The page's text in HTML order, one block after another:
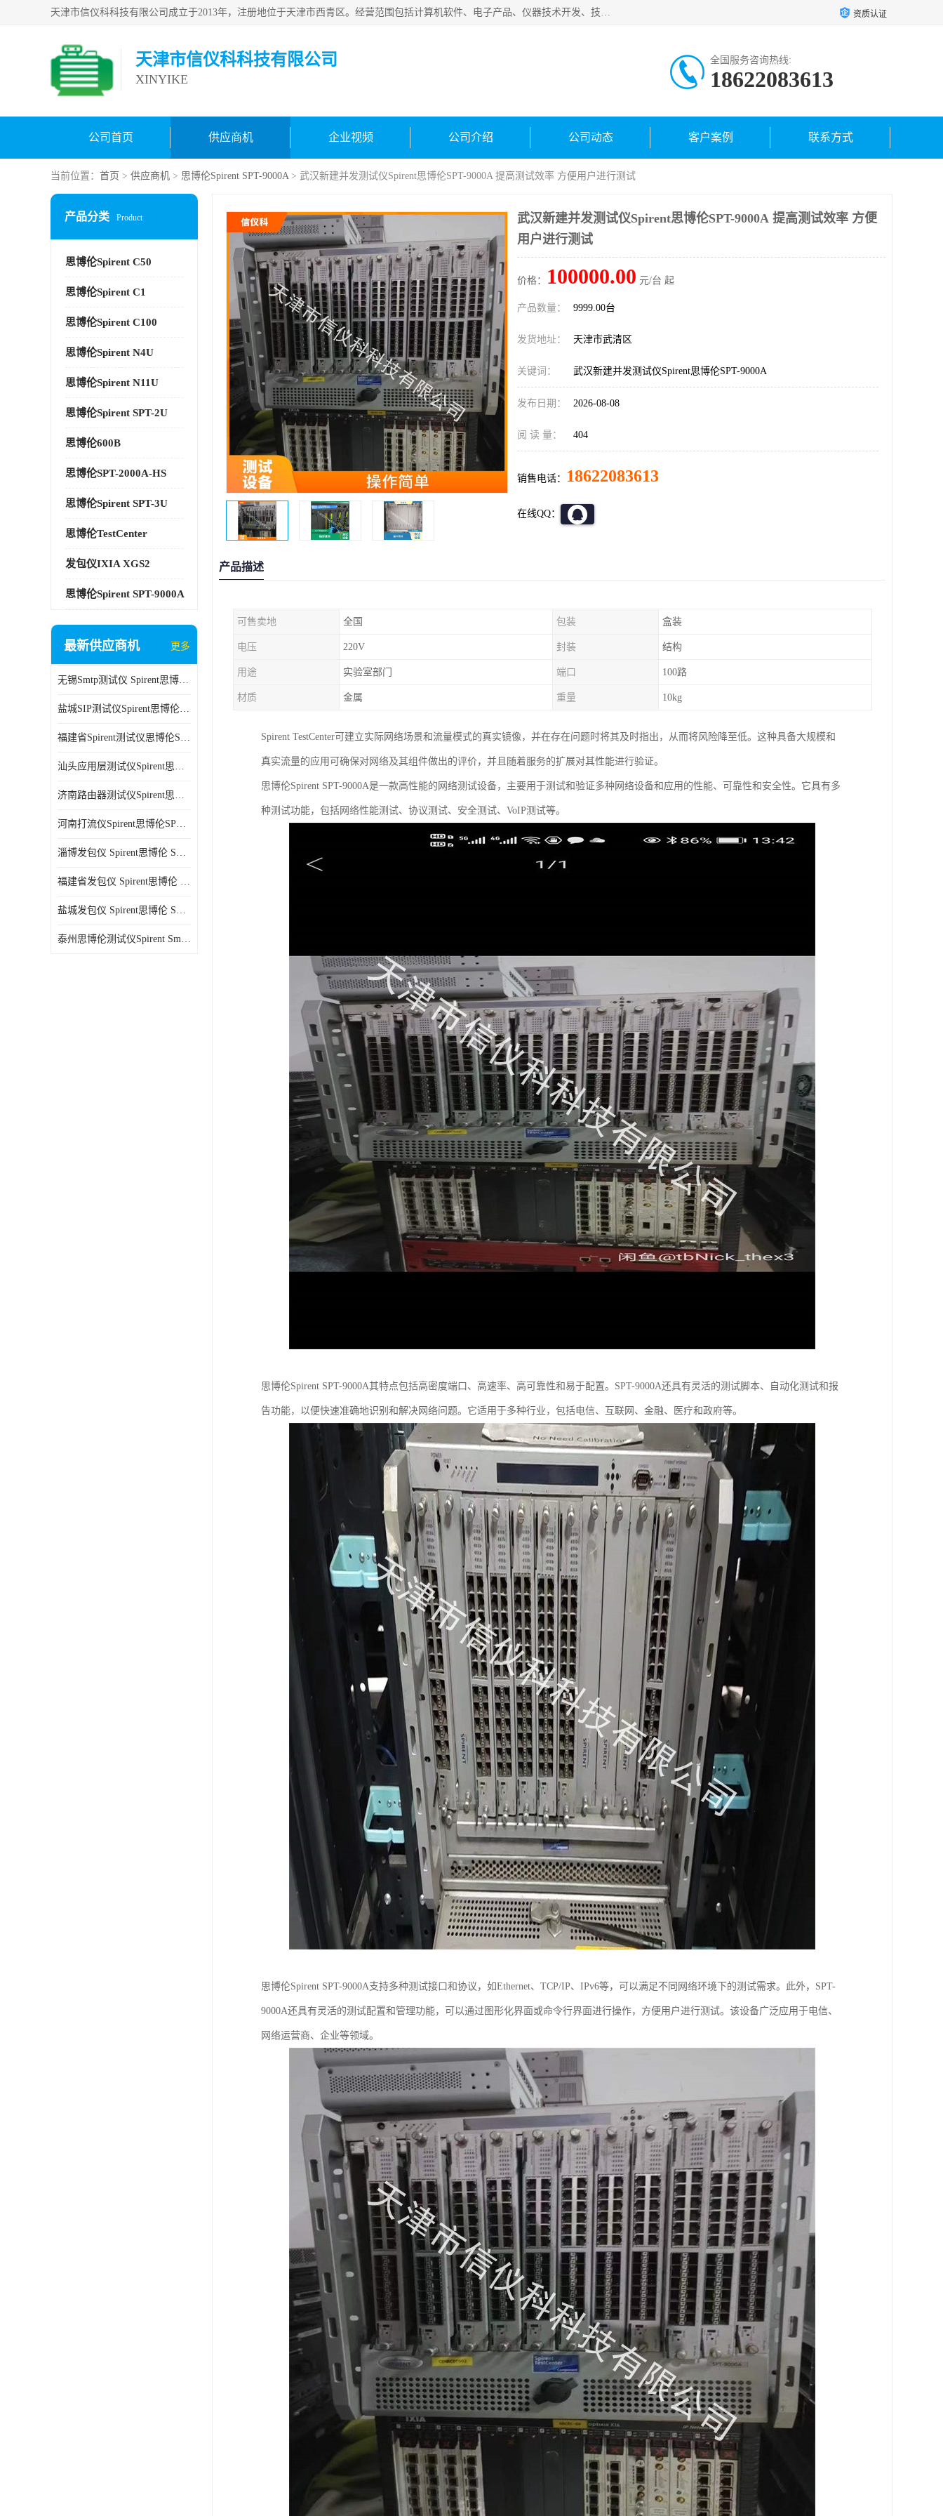
天津市信仪科科技有限公司成立于2013年，注册地位于天津市西青区。经营范围包括计算机软件、电子产品、仪器技术开发、技术转让、技术咨询、技术服务、网络工程、电子监控工程安装等；主要产品有：网络流量测试仪、Ixia XM2、XM12、XGS2、XGS12、400T、1600T、X16网络协议分析仪，Agilent N2X 等等各种型号，欢迎来电咨询。 资质认证
天津市信仪科科技有限公司
XINYIKE
全国服务咨询热线:
18622083613
公司首页 供应商机 企业视频 公司介绍 公司动态 客户案例 联系方式
当前位置： 首页 > 供应商机 > 思博伦Spirent SPT-9000A> 武汉新建并发测试仪Spirent思博伦SPT-9000A 提高测试效率 方便用户进行测试
产品分类 Product
思博伦Spirent C50
思博伦Spirent C1
思博伦Spirent C100
思博伦Spirent N4U
思博伦Spirent N11U
思博伦Spirent SPT-2U
思博伦600B
思博伦SPT-2000A-HS
思博伦Spirent SPT-3U
思博伦TestCenter
发包仪IXIA XGS2
思博伦Spirent SPT-9000A
最新供应商机 更多
无锡Smtp测试仪 Spirent思博伦 C100 方便用户进行测试
盐城SIP测试仪Spirent思博伦SPT-2U 可扩展性较强 高速数据传输
福建省Spirent测试仪思博伦SPT-2U 能够快速上手 方便用户进行测试
汕头应用层测试仪Spirent思博伦SPT-2U 提高测试效率 适用于多种行业
济南路由器测试仪Spirent思博伦SPT-2U 用户界面友好 多种测试功能
河南打流仪Spirent思博伦SPT-2U 操作简单 灵活的测试方案
淄博发包仪 Spirent思博伦 SmartBits 600B 高速数据传输
福建省发包仪 Spirent思博伦 SmartBits 600B 可以支持多种通信技术
盐城发包仪 Spirent思博伦 SmartBits 600B 可配置多个单端测试模块
泰州思博伦测试仪Spirent SmartBits 600B 灵活的测试方案
武汉新建并发测试仪Spirent思博伦SPT-9000A 提高测试效率 方便
用户进行测试
价格： 100000.00 元/台 起
产品数量： 9999.00台
发货地址： 天津市武清区
关键词： 武汉新建并发测试仪Spirent思博伦SPT-9000A
发布日期： 2026-08-08
阅 读 量： 404
销售电话： 18622083613
在线QQ：
产品描述
可售卖地 全国 包装 盒装
电压 220V 封装 结构
用途 实验室部门 端口 100路
材质 金属 重量 10kg
Spirent TestCenter可建立实际网络场景和流量模式的真实镜像，并在存在问题时将其及时指出，从而将风险降至低。这种具备大规模和
真实流量的应用可确保对网络及其组件做出的评价，并且随着服务的扩展对其性能进行验证。
思博伦Spirent SPT-9000A是一款高性能的网络测试设备，主要用于测试和验证多种网络设备和应用的性能、可靠性和安全性。它具有多
种测试功能，包括网络性能测试、协议测试、安全测试、VoIP测试等。
思博伦Spirent SPT-9000A其特点包括高密度端口、高速率、高可靠性和易于配置。SPT-9000A还具有灵活的测试脚本、自动化测试和报
告功能，以便快速准确地识别和解决网络问题。它适用于多种行业，包括电信、互联网、金融、医疗和政府等。
思博伦Spirent SPT-9000A支持多种测试接口和协议，如Ethernet、TCP/IP、IPv6等，可以满足不同网络环境下的测试需求。此外，SPT-
9000A还具有灵活的测试配置和管理功能，可以通过图形化界面或命令行界面进行操作，方便用户进行测试。该设备广泛应用于电信、
网络运营商、企业等领域。